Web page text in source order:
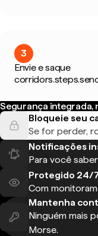
3
Envie e saque
Segurança integrada,
Bloqueie seu
Se for perder,
Notificações
Para você
Protegido 24/
Com
Mantenha
Ninguém mais
Morse.